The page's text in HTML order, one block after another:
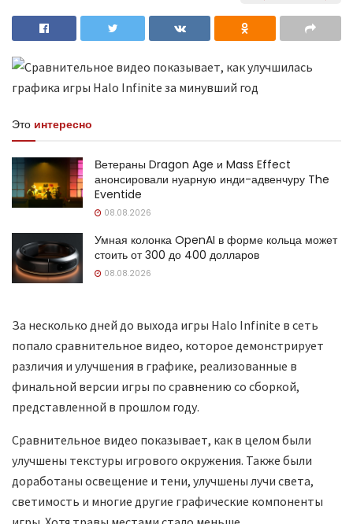
Это интересно
Ветераны Dragon Age и Mass Effect
анонсировали нуарную инди-адвенчуру The
Eventide
08.08.2026
Умная колонка OpenAI в форме кольца может
стоить от 300 до 400 долларов
08.08.2026
За несколько дней до выхода игры Halo Infinite в сеть
попало сравнительное видео, которое демонстрирует
различия и улучшения в графике, реализованные в
финальной версии игры по сравнению со сборкой,
представленной в прошлом году.
Сравнительное видео показывает, как в целом были
улучшены текстуры игрового окружения. Также были
доработаны освещение и тени, улучшены лучи света,
светимость и многие другие графические компоненты